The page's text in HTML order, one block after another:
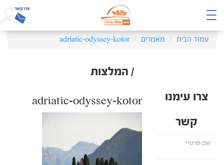
עמוד הבית מאמרים adriatic-odyssey-kotor
/ המלצות
צרו עימנו
קשר
adriatic-odyssey-kotor